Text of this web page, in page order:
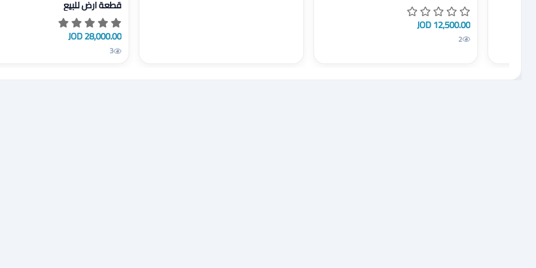
12,500.00 JOD
2
قطعة ارض للبيع
28,000.00 JOD
3